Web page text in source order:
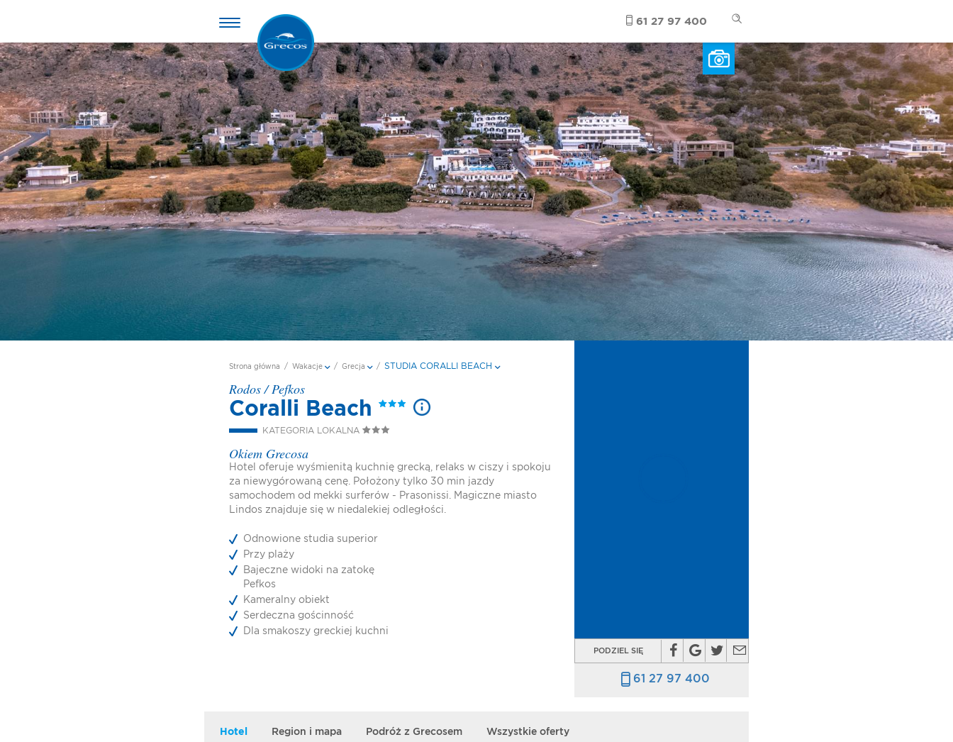
61 27 97 400
PODZIEL SIĘ
61 27 97 400
Strona główna / Wakacje / Grecja / STUDIA CORALLI BEACH
Rodos/Pefkos
Coralli Beach
KATEGORIA LOKALNA
Okiem Grecosa
Hotel oferuje wyśmienitą kuchnię grecką, relaks w ciszy i spokoju
za niewygórowaną cenę. Położony tylko 30 min jazdy
samochodem od mekki surferów - Prasonissi. Magiczne miasto
Lindos znajduje się w niedalekiej odległości.
Odnowione studia superior
Przy plaży
Bajeczne widoki na zatokę
Pefkos
Kameralny obiekt
Serdeczna gościnność
Dla smakoszy greckiej kuchni
Hotel Region i mapa Podróż z Grecosem Wszystkie oferty